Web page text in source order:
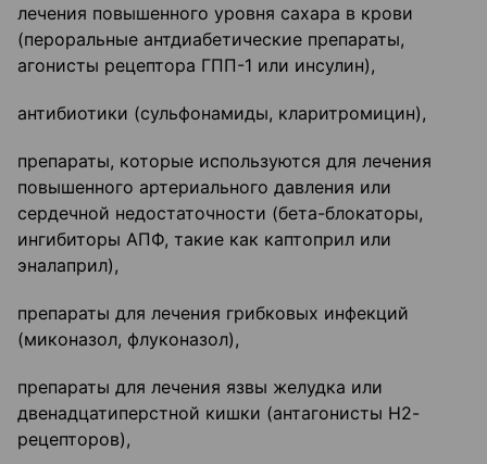
лечения повышенного уровня сахара в крови
(пероральные антдиабетические препараты,
агонисты рецептора ГПП-1 или инсулин),
антибиотики (сульфонамиды, кларитромицин),
препараты, которые используются для лечения
повышенного артериального давления или
сердечной недостаточности (бета-блокаторы,
ингибиторы АПФ, такие как каптоприл или
эналаприл),
препараты для лечения грибковых инфекций
(миконазол, флуконазол),
препараты для лечения язвы желудка или
двенадцатиперстной кишки (антагонисты Н2-
рецепторов),